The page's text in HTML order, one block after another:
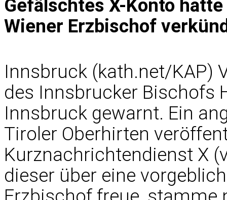
Gefälschtes X-Konto
Wiener Erzbischof
Innsbruck (kath.net/KAP)
des Innsbrucker Bischofs
Innsbruck gewarnt. Ein
Tiroler Oberhirten
Kurznachrichtendienst X
dieser über eine